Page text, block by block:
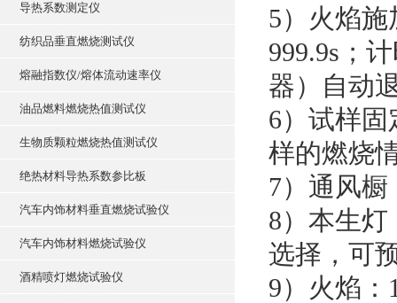
导热系数测定仪
纺织品垂直燃烧测试仪
熔融指数仪/熔体流动速率仪
油品燃料燃烧热值测试仪
生物质颗粒燃烧热值测试仪
绝热材料导热系数参比板
汽车内饰材料垂直燃烧试验仪
汽车内饰材料燃烧试验仪
酒精喷灯燃烧试验仪
5）火焰施
999.9s；
器）自动
6）试样
样的燃烧
7）通风
8）本生灯
选择，可
9）火焰：